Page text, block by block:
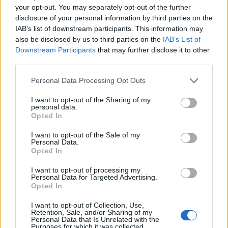
your opt-out. You may separately opt-out of the further
disclosure of your personal information by third parties on the
IAB’s list of downstream participants. This information may
also be disclosed by us to third parties on the IAB’s List of
Downstream Participants that may further disclose it to other
Personal Data Processing Opt Outs
I want to opt-out of the Sharing of my
personal data.
Opted In
I want to opt-out of the Sale of my
Personal Data.
Opted In
I want to opt-out of processing my
Personal Data for Targeted Advertising.
Opted In
I want to opt-out of Collection, Use,
Retention, Sale, and/or Sharing of my
Personal Data that Is Unrelated with the
Purposes for which it was collected.
Een bericht gedeeld door Catarina Filipa (@catarinafilipa94)
Ajax richt pijlen op Marokkaanse WK-sensatie
Azzedine Ounahi
Steven Berghuis zorgt voor ophef na harde
tackle in oefenduel van Ajax